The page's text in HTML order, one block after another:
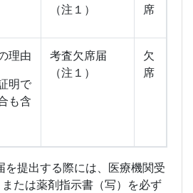
（注１）
席
理由
明で
も含
考査欠席届
（注１）
欠
席
を提出する際には、医療機関受
たは薬剤指示書（写）を必ず